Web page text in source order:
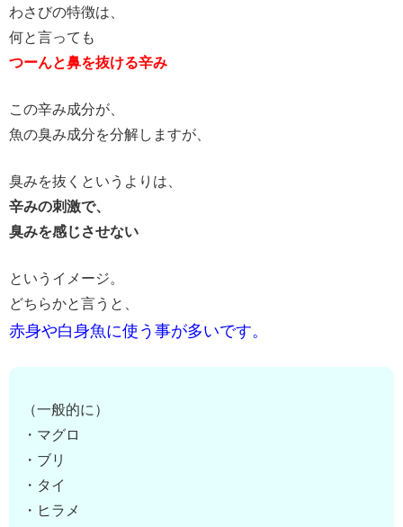
わさびの特徴は、
何と言っても
つーんと鼻を抜ける辛み
この辛み成分が、
魚の臭み成分を分解しますが、
臭みを抜くというよりは、
辛みの刺激で、
臭みを感じさせない
というイメージ。
どちらかと言うと、
赤身や白身魚に使う事が多いです。
（一般的に）
・マグロ
・ブリ
・タイ
・ヒラメ